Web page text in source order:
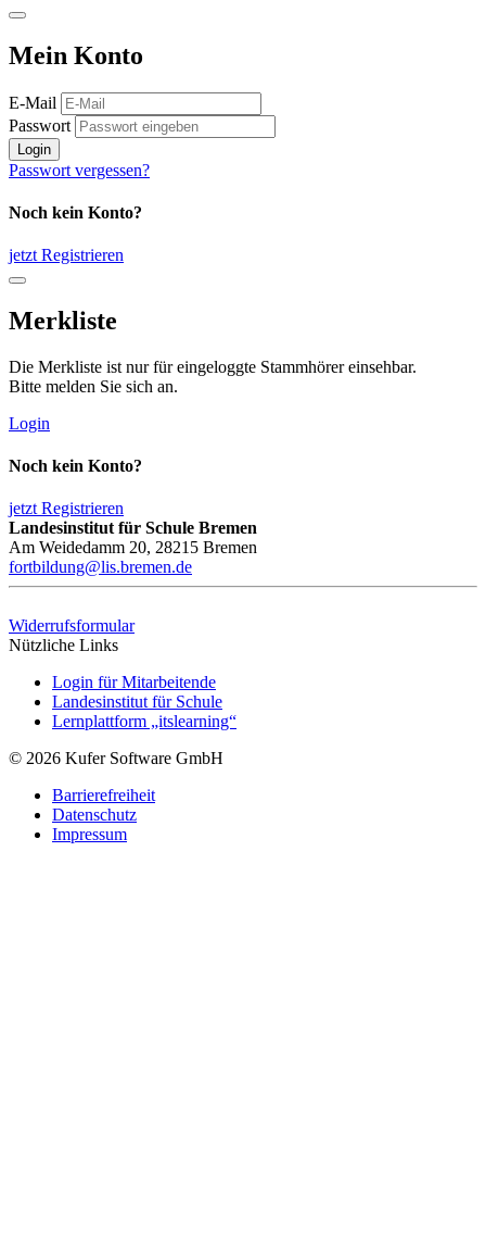
Mein Konto
E-Mail
Passwort
Login
Passwort vergessen?
Noch kein Konto?
jetzt Registrieren
Merkliste
Die Merkliste ist nur für eingeloggte Stammhörer einsehbar.
Bitte melden Sie sich an.
Login
Noch kein Konto?
jetzt Registrieren
Landesinstitut für Schule Bremen
Am Weidedamm 20, 28215 Bremen
fortbildung@lis.bremen.de
Widerrufsformular
Nützliche Links
Login für Mitarbeitende
Landesinstitut für Schule
Lernplattform „itslearning“
© 2026 Kufer Software GmbH
Barrierefreiheit
Datenschutz
Impressum